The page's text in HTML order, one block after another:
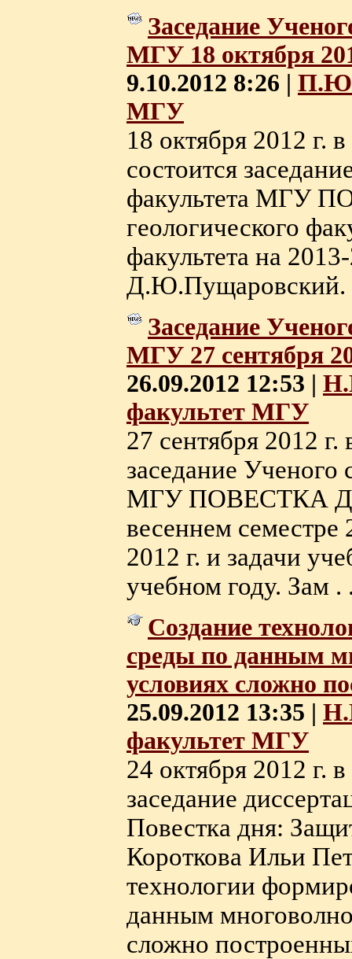
Заседание
МГУ 18 октября
9.10.2012 8:26 | П.Ю.
МГУ
18 октября 2012 г.
состоится
факультета МГУ
геологического
факультета на
Д.Ю.Пущаровский.
Заседание
МГУ 27 сентября
26.09.2012 12:53 |
факультет МГУ
27 сентября 2012 г.
заседание Ученого
МГУ ПОВЕСТКА
весеннем семестре
2012 г. и задачи
учебном году. Зам .
Создание
среды по данным
условиях сложно
25.09.2012 13:35 |
факультет МГУ
24 октября 2012 г.
заседание
Повестка дня:
Короткова Ильи
технологии
данным
сложно